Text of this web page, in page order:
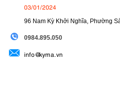
03/01/2024
96 Nam Kỳ Khởi Nghĩa, Phường
0984.895.050
info@kyma.vn